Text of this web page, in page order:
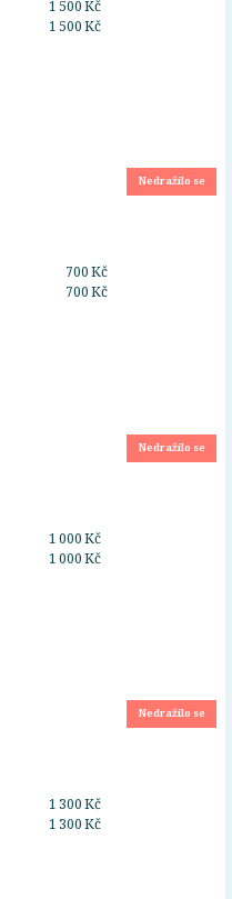
1 500 Kč
1 500 Kč
Nedražilo se
700 Kč
700 Kč
Nedražilo se
1 000 Kč
1 000 Kč
Nedražilo se
1 300 Kč
1 300 Kč